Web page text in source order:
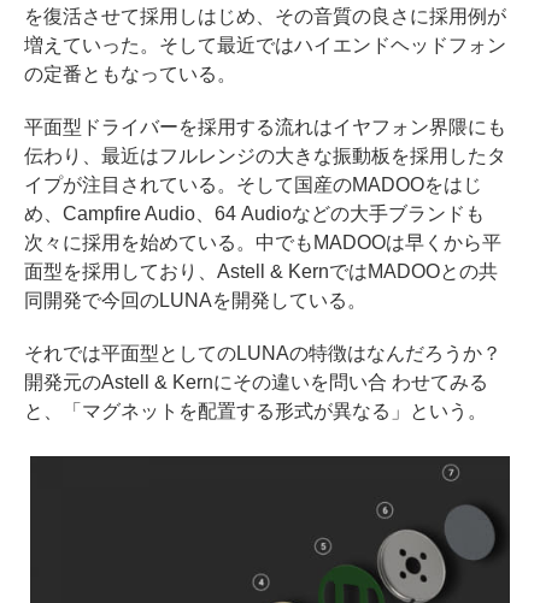
を復活させて採用しはじめ、その音質の良さに採用例が
増えていった。そして最近ではハイエンドヘッドフォン
の定番ともなっている。
平面型ドライバーを採用する流れはイヤフォン界隈にも
伝わり、最近はフルレンジの大きな振動板を採用したタ
イプが注目されている。そして国産のMADOOをはじ
め、Campfire Audio、64 Audioなどの大手ブランドも
次々に採用を始めている。中でもMADOOは早くから平
面型を採用しており、Astell & KernではMADOOとの共
同開発で今回のLUNAを開発している。
それでは平面型としてのLUNAの特徴はなんだろうか？
開発元のAstell & Kernにその違いを問い合 わせてみる
と、「マグネットを配置する形式が異なる」という。